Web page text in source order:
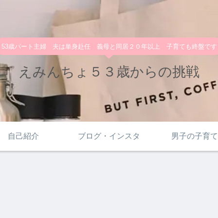
53歳パート主婦 夫は単身赴任 義母と同居２０年以上 子育ても終盤です
えみんちょ５３歳からの挑戦
自己紹介 ブログ・インスタ 男子の子育て